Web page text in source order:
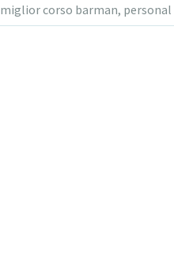
miglior corso barman,